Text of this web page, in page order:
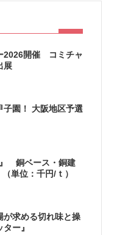
2026開催 コミチャ
展
子園！ 大阪地区予選
』 銅ベース・銅建
位：千円/ｔ）
が求める切れ味と操
ー』